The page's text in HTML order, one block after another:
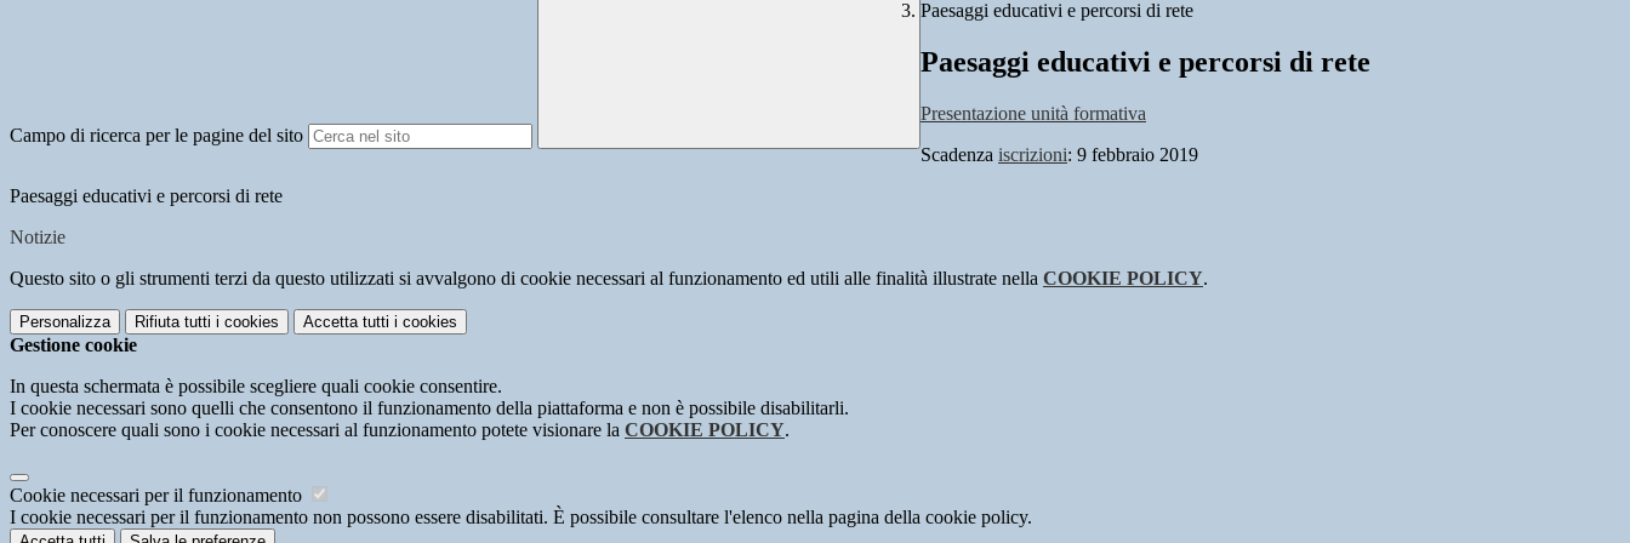
Campo di ricerca per le pagine del sito
Paesaggi educativi e percorsi di rete
Paesaggi educativi e percorsi di rete
Presentazione unità formativa
Scadenza iscrizioni: 9 febbraio 2019
Paesaggi educativi e percorsi di rete
Notizie
Questo sito o gli strumenti terzi da questo utilizzati si avvalgono di cookie necessari al funzionamento ed utili alle finalità illustrate nella COOKIE POLICY.
Personalizza Rifiuta tutti i cookies Accetta tutti i cookies
Gestione cookie
In questa schermata è possibile scegliere quali cookie consentire.
I cookie necessari sono quelli che consentono il funzionamento della piattaforma e non è possibile disabilitarli.
Per conoscere quali sono i cookie necessari al funzionamento potete visionare la COOKIE POLICY.
Cookie necessari per il funzionamento
I cookie necessari per il funzionamento non possono essere disabilitati. È possibile consultare l'elenco nella pagina della cookie policy.